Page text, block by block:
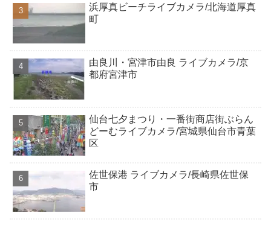
浜厚真ビーチライブカメラ/北海道厚真
町
由良川・宮津市由良 ライブカメラ/京
都府宮津市
仙台七夕まつり・一番街商店街ぶらん
どーむライブカメラ/宮城県仙台市青葉
区
佐世保港 ライブカメラ/長崎県佐世保
市